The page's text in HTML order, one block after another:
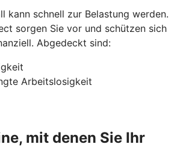
kann schnell zur Belastung werden.
sorgen Sie vor und schützen sich
Abgedeckt sind:
Arbeitslosigkeit
mit denen Sie Ihr